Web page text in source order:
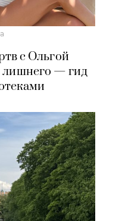
с Ольгой
лишнего — гид